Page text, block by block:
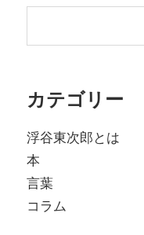
ゲ
ー
ョ
ン
カテゴリー
浮谷東次郎とは
本
言葉
コラム